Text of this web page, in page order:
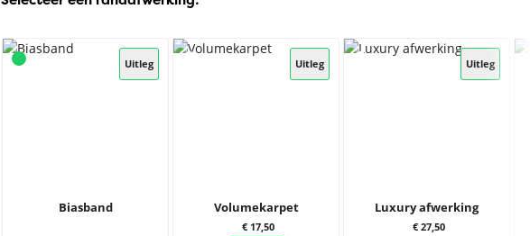
Uitleg
Biasband
Uitleg
Volumekarpet
€ 17,50
Uitleg
Luxury afwerking
€ 27,50